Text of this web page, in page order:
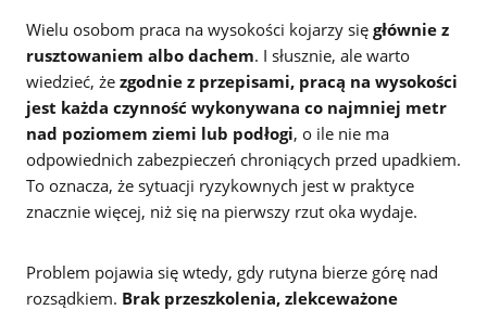
Wielu osobom praca na wysokości kojarzy się głównie z
rusztowaniem albo dachem. I słusznie, ale warto
wiedzieć, że zgodnie z przepisami, pracą na wysokości
jest każda czynność wykonywana co najmniej metr
nad poziomem ziemi lub podłogi, o ile nie ma
odpowiednich zabezpieczeń chroniących przed upadkiem.
To oznacza, że sytuacji ryzykownych jest w praktyce
znacznie więcej, niż się na pierwszy rzut oka wydaje.
Problem pojawia się wtedy, gdy rutyna bierze górę nad
rozsądkiem. Brak przeszkolenia, zlekceważone